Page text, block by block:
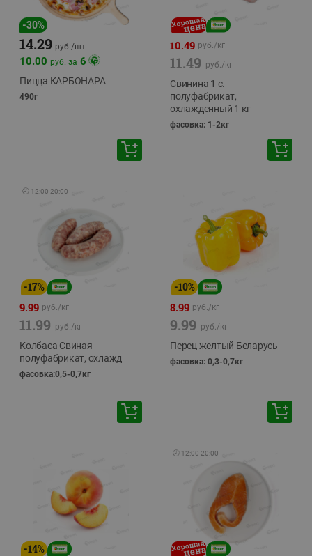
-30%
14.29 руб./шт
10.00 руб. за 6
Пицца КАРБОНАРА
490г
10.49 руб./кг
11.49 руб./кг
Свинина 1 с.
полуфабрикат,
охлажденный 1 кг
фасовка: 1-2кг
🕘 12:00-20:00
-17%
9.99 руб./кг
11.99 руб./кг
Колбаса Свиная
полуфабрикат, охлажд
фасовка:0,5-0,7кг
-10%
8.99 руб./кг
9.99 руб./кг
Перец желтый Беларусь
фасовка: 0,3-0,7кг
-14%
🕘 12:00-20:00